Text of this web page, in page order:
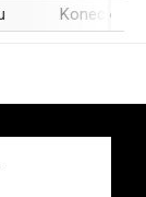
Konec doby